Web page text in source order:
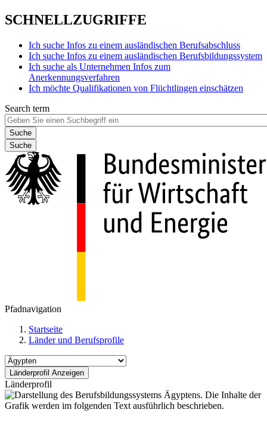
SCHNELLZUGRIFFE
Ich suche Infos zu einem ausländischen Berufsabschluss
Ich suche Infos zu einem ausländischen Berufsbildungssystem
Ich suche als Unternehmen Infos zum
Anerkennungsverfahren
Ich möchte Qualifikationen von Flüchtlingen einschätzen
Search term
Suche
Pfadnavigation
Startseite
Länder und Berufsprofile
Länderprofil